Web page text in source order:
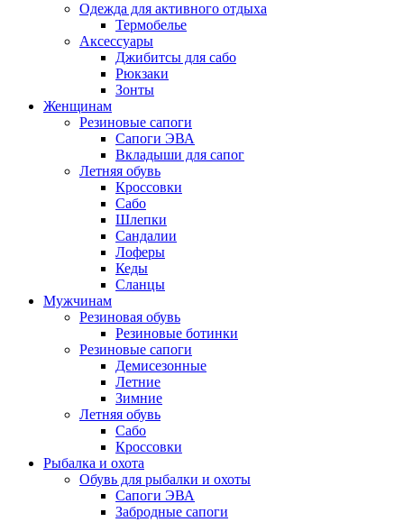
Одежда для активного отдыха
Термобелье
Аксессуары
Джибитсы для сабо
Рюкзаки
Зонты
Женщинам
Резиновые сапоги
Cапоги ЭВА
Вкладыши для сапог
Летняя обувь
Кроссовки
Сабо
Шлепки
Сандалии
Лоферы
Кеды
Сланцы
Мужчинам
Резиновая обувь
Резиновые ботинки
Резиновые сапоги
Демисезонные
Летние
Зимние
Летняя обувь
Сабо
Кроссовки
Рыбалка и охота
Обувь для рыбалки и охоты
Сапоги ЭВА
Забродные сапоги